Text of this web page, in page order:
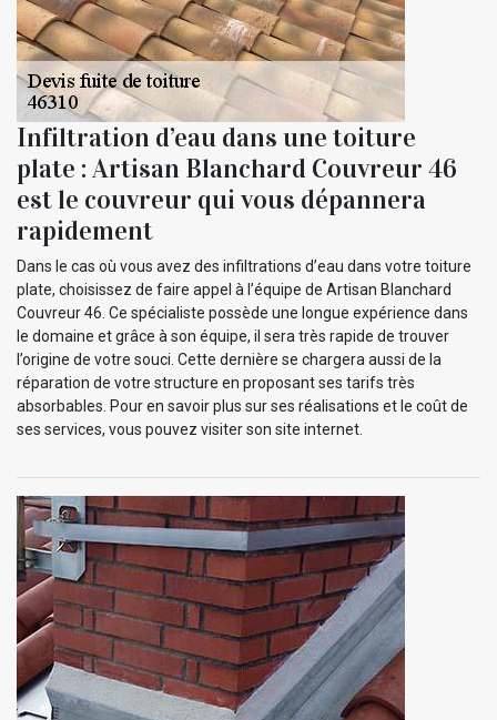
Infiltration d’eau dans une toiture
plate : Artisan Blanchard Couvreur 46
est le couvreur qui vous dépannera
rapidement
Dans le cas où vous avez des infiltrations d’eau dans votre toiture
plate, choisissez de faire appel à l’équipe de Artisan Blanchard
Couvreur 46. Ce spécialiste possède une longue expérience dans
le domaine et grâce à son équipe, il sera très rapide de trouver
l’origine de votre souci. Cette dernière se chargera aussi de la
réparation de votre structure en proposant ses tarifs très
absorbables. Pour en savoir plus sur ses réalisations et le coût de
ses services, vous pouvez visiter son site internet.